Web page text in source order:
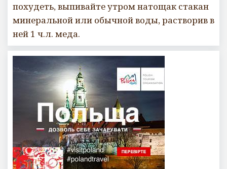
похудеть, выпивайте утром натощак стакан
минеральной или обычной воды, растворив в
ней 1 ч.л. меда.